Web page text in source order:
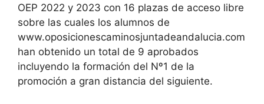
OEP 2022 y 2023 con 16 plazas de acceso libre
sobre las cuales los alumnos de
www.oposicionescaminosjuntadeandalucia.com
han obtenido un total de 9 aprobados
incluyendo la formación del Nº1 de la
promoción a gran distancia del siguiente.